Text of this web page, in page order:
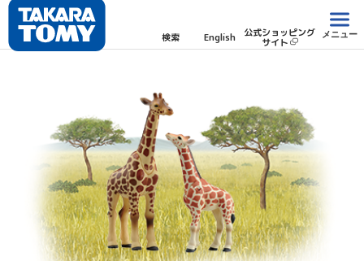
検索 English 公式ショッピング
サイト
メニュー